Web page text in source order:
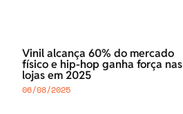
Vinil alcança 60% do mercado
físico e hip-hop ganha força nas
lojas em 2025
06/08/2025